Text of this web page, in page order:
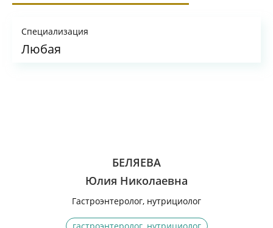
Специализация
Любая
БЕЛЯЕВА
Юлия Николаевна
Гастроэнтеролог, нутрициолог